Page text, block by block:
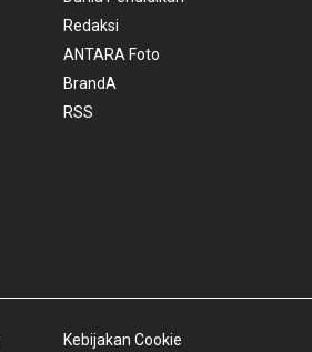
Redaksi
ANTARA Foto
BrandA
RSS
Kebijakan Cookie